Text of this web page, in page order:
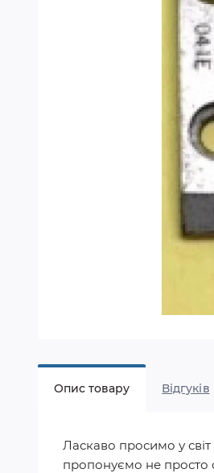
Опис товару Відгуків
Ласкаво просимо у світ
пропонуємо не просто